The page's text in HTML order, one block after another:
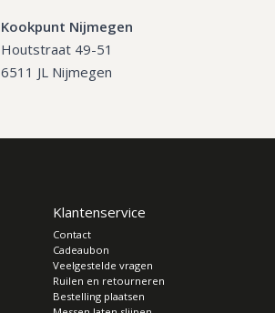
Kookpunt Nijmegen
Houtstraat 49-51
6511 JL Nijmegen
Klantenservice
Contact
Cadeaubon
Veelgestelde vragen
Ruilen en retourneren
Bestelling plaatsen